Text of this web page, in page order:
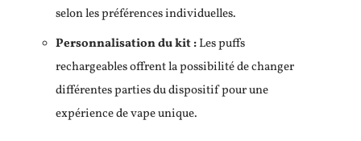
selon les préférences individuelles.
Personnalisation du kit :Les puffs
rechargeables offrent la possibilité de changer
différentes parties du dispositif pour une
expérience de vape unique.